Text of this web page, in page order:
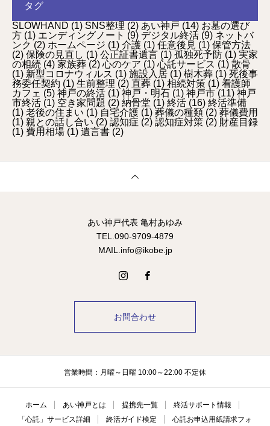
タグ
SLOWHAND (1) SNS整理 (2) あい神戸 (14) お墓の選び
方 (1) エンディングノート (9) デジタル終活 (9) ネットバ
ンク (2) ホームページ (1) 介護 (1) 任意後見 (1) 保管方法
(2) 保険の見直し (1) 公正証書遺言 (1) 孤独死予防 (1) 実家
の相続 (4) 家族葬 (2) 心のケア (1) 心託サービス (1) 散骨
(1) 新型コロナウィルス (1) 施設入居 (1) 樹木葬 (1) 死後事
務委任契約 (1) 生前整理 (2) 直葬 (1) 相続対策 (1) 看護師
カフェ (5) 神戸の終活 (1) 神戸・明石 (1) 神戸市 (11) 神戸
市終活 (1) 空き家問題 (2) 納骨堂 (1) 終活 (16) 終活準備
(1) 老後の住まい (1) 自宅介護 (1) 葬儀の種類 (2) 葬儀費用
(1) 親との話し合い (2) 認知症 (2) 認知症対策 (2) 財産目録
(1) 費用相場 (1) 遺言書 (2)
あい神戸代表 亀村あゆみ
TEL.090-9709-4879
MAIL.info@ikobe.jp
お問合わせ
営業時間：月曜～日曜 10:00～22:00 不定休
ホーム あい神戸とは 提携先一覧
終活サポート情報
「心託」サービス詳細
終活ガイド検定 心託お申込用紙請求フォ